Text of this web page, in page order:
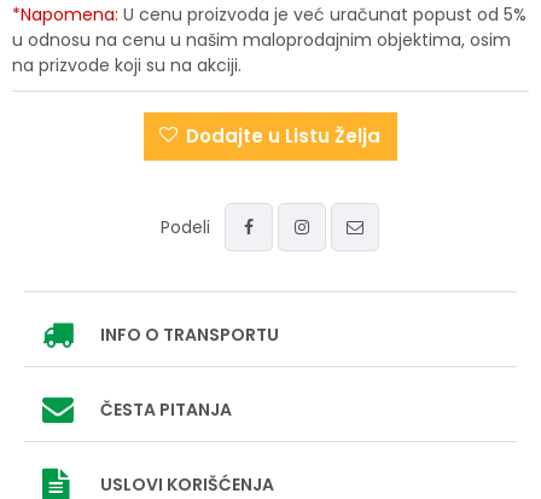
*Napomena: U cenu proizvoda je već uračunat popust od 5%
u odnosu na cenu u našim maloprodajnim objektima, osim
na prizvode koji su na akciji.
Dodajte u Listu Želja
Podeli
INFO O TRANSPORTU
ČESTA PITANJA
USLOVI KORIŠĆENJA